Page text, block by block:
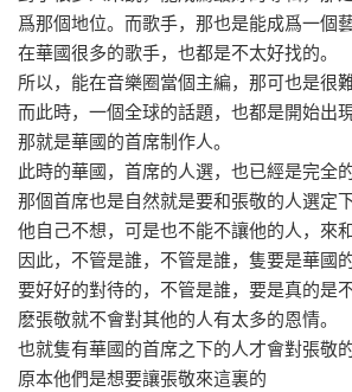
爲那個地位。而歌手，那也是能成爲一個藝
在華國很多的歌手，也都是不太好找的。
所以，能在音樂圈當個主編，那可也是很
而此時，一個全球的話題，也都是開始出現
那就是華國的首席制作人。
此時的華國，首席的人選，也已經是完全
那個首席也是自然就是要和張敬的人選定
他自己不想，可是也不能不讓他的人，來
因此，不管是誰，不管是誰，隻要是華國
要好好的對待的，不管是誰，要是真的是
麽張敬就不會對其他的人有太多的恩情。
也就隻有華國的首席之下的人才會對張敬
原本他們是想要讓張敬來這裏的